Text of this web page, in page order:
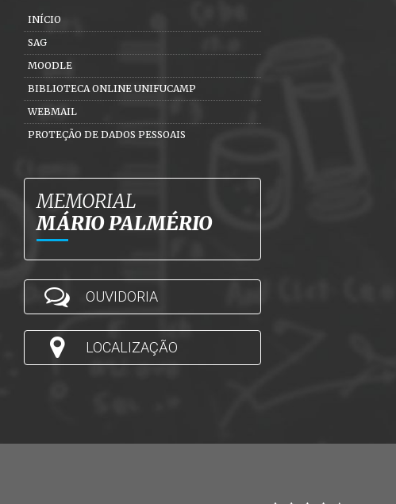
INÍCIO
SAG
MOODLE
BIBLIOTECA ONLINE UNIFUCAMP
WEBMAIL
PROTEÇÃO DE DADOS PESSOAIS
MEMORIAL
MÁRIO PALMÉRIO
OUVIDORIA
LOCALIZAÇÃO